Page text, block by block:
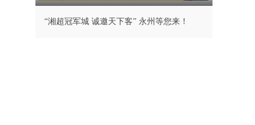
“湘超冠军城 诚邀天下客” 永州等您来！